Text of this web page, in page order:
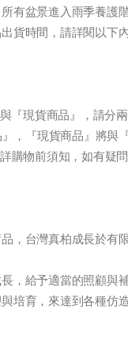
有盆景進入雨季養護
貨時間，請詳閱以下內
『現貨商品』，請分兩
，『現貨商品』將與
購物前須知，如有疑問
，台灣真柏成長於有
，給予適當的照顧與
培育，來達到各種仿